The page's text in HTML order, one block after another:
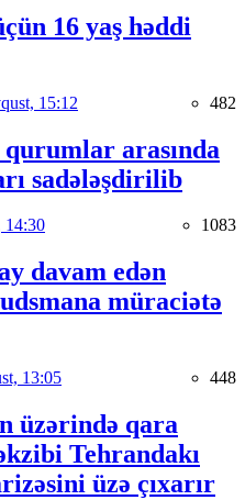
16 yaş həddi
15:12 482
qurumlar arasında
sadələşdirilib
14:30 1083
davam edən
müraciətə
13:05 448
üzərində qara
Tehrandakı
üzə çıxarır